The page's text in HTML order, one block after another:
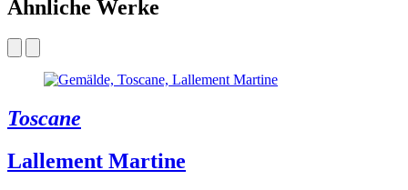
Ähnliche Werke
Toscane
Lallement Martine